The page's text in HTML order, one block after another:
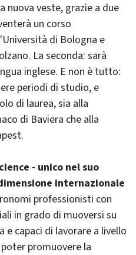
nuova veste, grazie a due
un corso
di Bologna e
La seconda: sarà
inglese. E non è tutto:
periodi di studio, e
di laurea, sia alla
di Baviera che alla
- unico nel suo
internazionale
professionisti con
in grado di muoversi su
capaci di lavorare a livello
promuovere la